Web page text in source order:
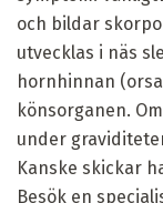
och bildar
utvecklas i näs
hornhinnan
könsorganen.
under
Kanske skickar
Besök en